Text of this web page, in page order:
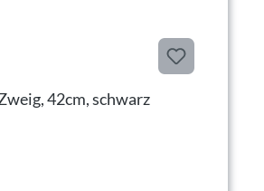
42cm, schwarz